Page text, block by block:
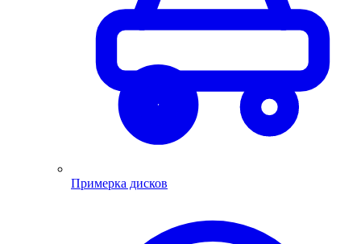
Примерка дисков